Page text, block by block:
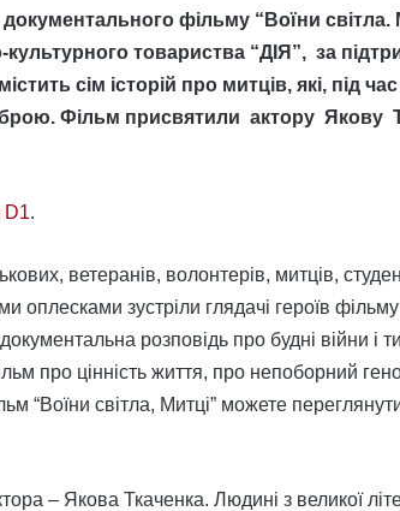
фільму “Воїни світла.
культурного товариства “ДІЯ”, за
сім історій про митців, які, під
Фільм присвятили актору Якову
D1.
ветеранів, волонтерів, митців,
оплесками зустріли глядачі героїв
розповідь про будні війни і
про цінність життя, про непоборний
“Воїни світла, Митці” можете
– Якова Ткаченка. Людині з великої